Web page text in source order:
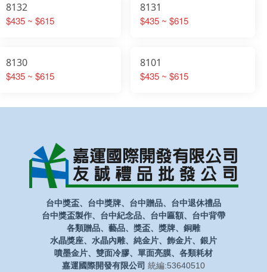
8132
$435 ~ $615
8131
$435 ~ $615
8130
$435 ~ $615
8101
$435 ~ $615
台中獎盃、台中獎牌、台中贈品、台中退休禮品
台中獎盃製作、台中紀念品、台中匾額、台中背帶
各類贈品、藝品、獎盃、獎牌、銅雕
水晶獎座、水晶內雕、純金片、飾金片、銀片
噴墨金片、雙面冷膠、單面亮膜、各類耗材
嘉運國際開發有限公司 統編:53640510